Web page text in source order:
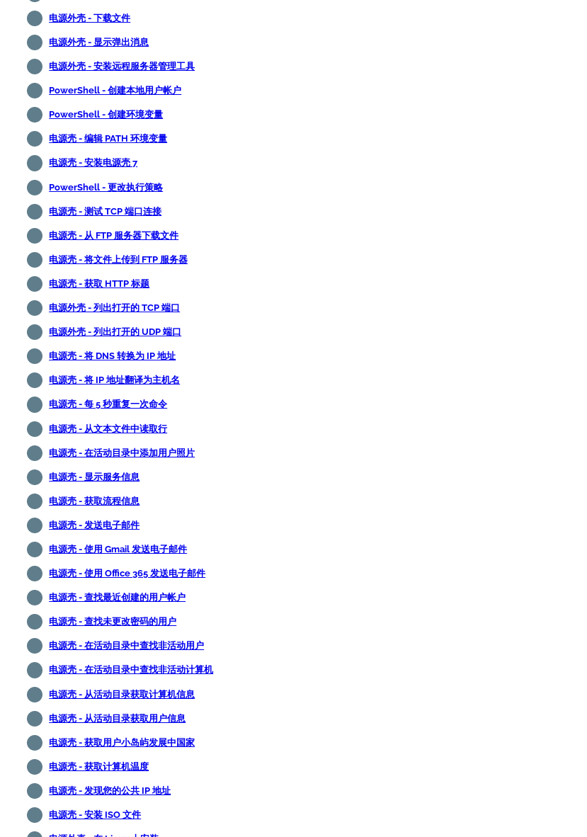
电源外壳 - 下载文件
电源外壳 - 显示弹出消息
电源外壳 - 安装远程服务器管理工具
PowerShell - 创建本地用户帐户
PowerShell - 创建环境变量
电源壳 - 编辑 PATH 环境变量
电源壳 - 安装电源壳 7
PowerShell - 更改执行策略
电源壳 - 测试 TCP 端口连接
电源壳 - 从 FTP 服务器下载文件
电源壳 - 将文件上传到 FTP 服务器
电源壳 - 获取 HTTP 标题
电源外壳 - 列出打开的 TCP 端口
电源外壳 - 列出打开的 UDP 端口
电源壳 - 将 DNS 转换为 IP 地址
电源壳 - 将 IP 地址翻译为主机名
电源壳 - 每 5 秒重复一次命令
电源壳 - 从文本文件中读取行
电源壳 - 在活动目录中添加用户照片
电源壳 - 显示服务信息
电源壳 - 获取流程信息
电源壳 - 发送电子邮件
电源壳 - 使用 Gmail 发送电子邮件
电源壳 - 使用 Office 365 发送电子邮件
电源壳 - 查找最近创建的用户帐户
电源壳 - 查找未更改密码的用户
电源壳 - 在活动目录中查找非活动用户
电源壳 - 在活动目录中查找非活动计算机
电源壳 - 从活动目录获取计算机信息
电源壳 - 从活动目录获取用户信息
电源壳 - 获取用户小岛屿发展中国家
电源壳 - 获取计算机温度
电源壳 - 发现您的公共 IP 地址
电源壳 - 安装 ISO 文件